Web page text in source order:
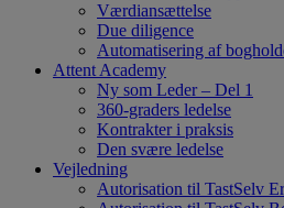
Værdiansættelse
Due diligence
Automatisering af
Attent Academy
Ny som Leder – Del 1
360-graders ledelse
Kontrakter i praksis
Den svære ledelse
Vejledning
Autorisation til TastSelv